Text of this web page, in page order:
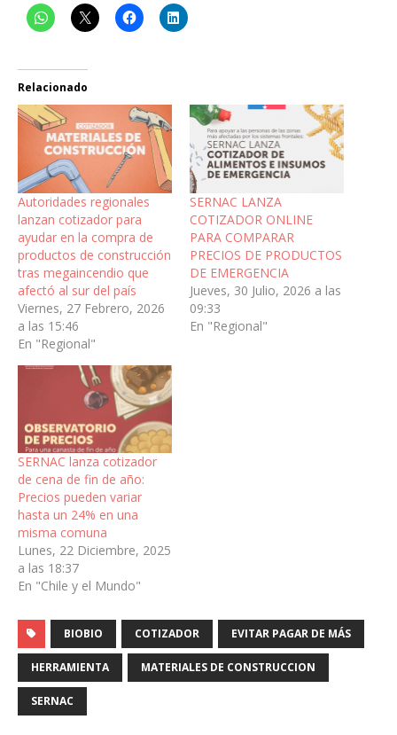
Relacionado
Autoridades regionales
lanzan cotizador para
ayudar en la compra de
productos de construcción
tras megaincendio que
afectó al sur del país
Viernes, 27 Febrero, 2026
a las 15:46
En "Regional"
SERNAC LANZA
COTIZADOR ONLINE
PARA COMPARAR
PRECIOS DE PRODUCTOS
DE EMERGENCIA
Jueves, 30 Julio, 2026 a las
09:33
En "Regional"
SERNAC lanza cotizador
de cena de fin de año:
Precios pueden variar
hasta un 24% en una
misma comuna
Lunes, 22 Diciembre, 2025
a las 18:37
En "Chile y el Mundo"
BIOBIO COTIZADOR EVITAR PAGAR DE MÁS
HERRAMIENTA MATERIALES DE CONSTRUCCION
SERNAC